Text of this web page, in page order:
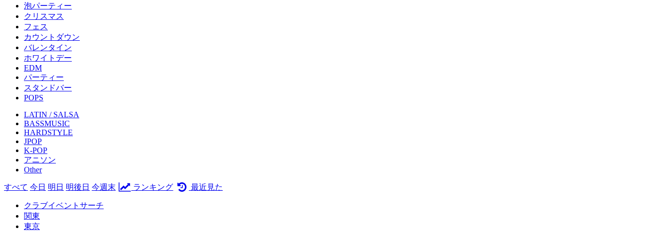
泡パーティー
クリスマス
フェス
カウントダウン
バレンタイン
ホワイトデー
EDM
パーティー
スタンドバー
POPS
LATIN / SALSA
BASSMUSIC
HARDSTYLE
JPOP
K-POP
アニソン
Other
すべて 今日 明日 明後日 今週末 ランキング 最近見た
クラブイベントサーチ
関東
東京